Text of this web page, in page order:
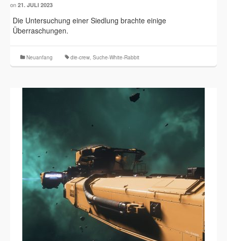
on 21. JULI 2023
Die Untersuchung einer Siedlung brachte einige
Überraschungen.
Neuanfang die-crew, Suche-White-Rabbit